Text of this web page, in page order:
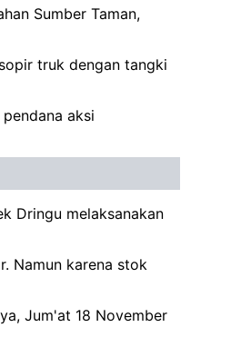
Sumber Taman,
truk dengan tangki
aksi
Dringu melaksanakan
Namun karena stok
Jum'at 18 November